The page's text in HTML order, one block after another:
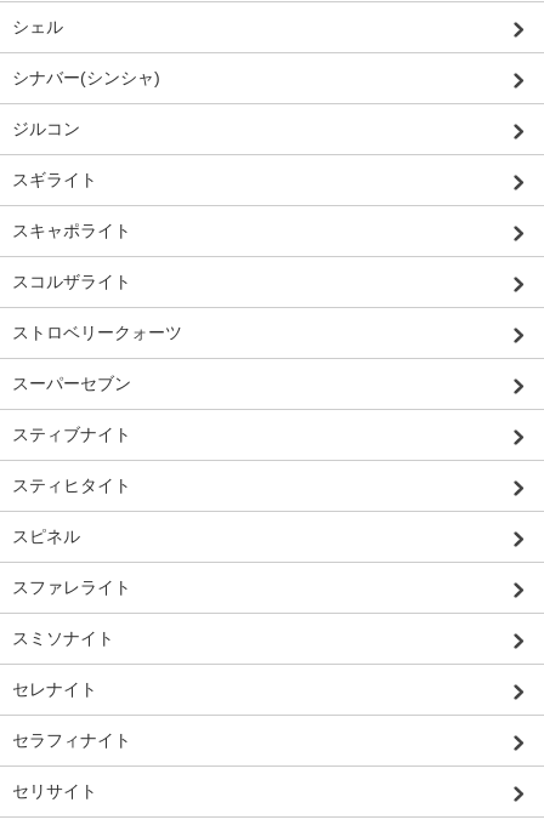
シェル
シナバー(シンシャ)
ジルコン
スギライト
スキャポライト
スコルザライト
ストロベリークォーツ
スーパーセブン
スティブナイト
スティヒタイト
スピネル
スファレライト
スミソナイト
セレナイト
セラフィナイト
セリサイト